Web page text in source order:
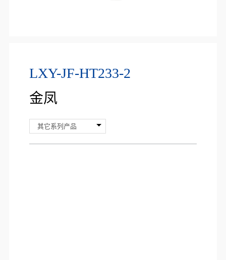
LXY-JF-HT233-2
金凤
其它系列产品